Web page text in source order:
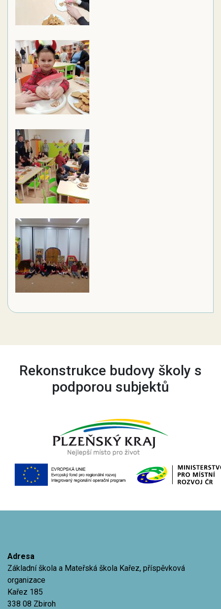
Rekonstrukce budovy školy s
podporou subjektů
Adresa
Základní škola a Mateřská škola Kařez, příspěvková
organizace
Kařez 185
338 08 Zbiroh